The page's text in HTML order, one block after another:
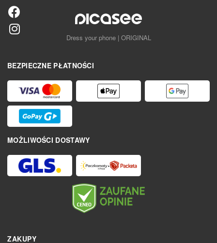
Dress your phone | ORIGINAL
BEZPIECZNE PŁATNOŚCI
MOŻLIWOŚCI DOSTAWY
ZAKUPY